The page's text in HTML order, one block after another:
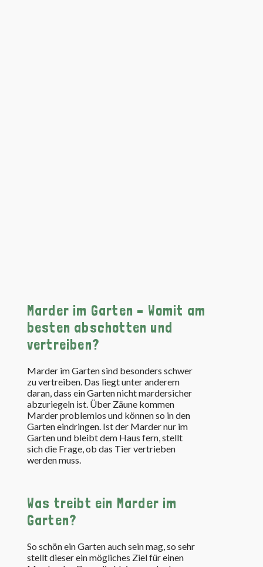
Marder im Garten – Womit am
besten abschotten und
vertreiben?
Marder im Garten sind besonders schwer
zu vertreiben. Das liegt unter anderem
daran, dass ein Garten nicht mardersicher
abzuriegeln ist. Über Zäune kommen
Marder problemlos und können so in den
Garten eindringen. Ist der Marder nur im
Garten und bleibt dem Haus fern, stellt
sich die Frage, ob das Tier vertrieben
werden muss.
Was treibt ein Marder im
Garten?
So schön ein Garten auch sein mag, so sehr
stellt dieser ein mögliches Ziel für einen